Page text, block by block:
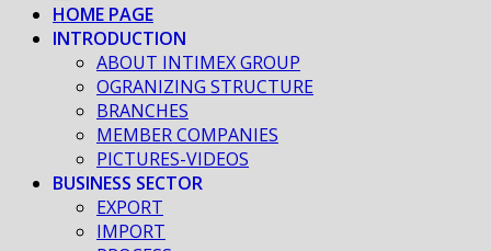
HOME PAGE
INTRODUCTION
ABOUT INTIMEX GROUP
OGRANIZING STRUCTURE
BRANCHES
MEMBER COMPANIES
PICTURES-VIDEOS
BUSINESS SECTOR
EXPORT
IMPORT